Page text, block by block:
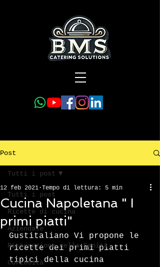
Post
Tutti i post
Ricette di cucina
Aziendale
Ristorazione nella Sanità
Curiosità
Tutti i post
Cucina Napoletana " I
primi piatti"
12 feb 2021 Tempo di lettura: 5 min
Gustitaliano Vi propone le
ricette dei primi piatti
tipici della cucina